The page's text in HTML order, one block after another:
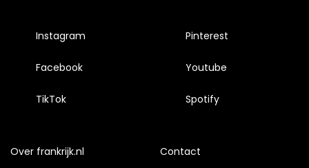
Instagram
Facebook
TikTok
Pinterest
Youtube
Spotify
Over frankrijk.nl Contact